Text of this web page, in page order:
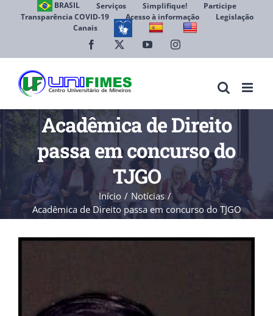
BRASIL Serviços Simplifique!
Participe
Transparência COVID-19
Acesso à informação
Legislação
Canais
Facebook YouTubeInstagram
Acadêmica de Direito
passa em concurso do
TJGO
Início
Notícias
Acadêmica de Direito passa em concurso do TJGO
View